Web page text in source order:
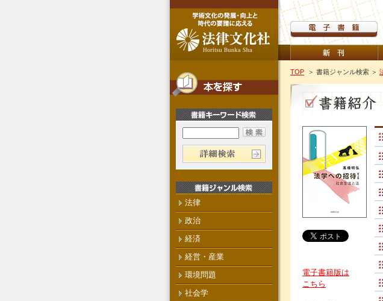
TOP ＞ 書籍ジャンル検索 ＞
電子書籍版は
こちら
法律
政治
経済
経営・産業
環境問題
社会学